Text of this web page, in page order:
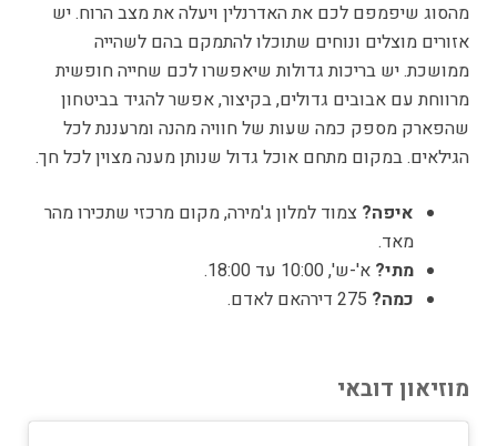
מהסוג שיפמפם לכם את האדרנלין ויעלה את מצב הרוח. יש
אזורים מוצלים ונוחים שתוכלו להתמקם בהם לשהייה
ממושכת. יש בריכות גדולות שיאפשרו לכם שחייה חופשית
מרווחת עם אבובים גדולים, בקיצור, אפשר להגיד בביטחון
שהפארק מספק כמה שעות של חוויה מהנה ומרעננת לכל
הגילאים. במקום מתחם אוכל גדול שנותן מענה מצוין לכל חך.
איפה?צמוד למלון ג'מירה, מקום מרכזי שתכירו מהר
מאד.
מתי?א'-ש', 10:00 עד 18:00.
כמה?275 דירהאם לאדם.
מוזיאון דובאי